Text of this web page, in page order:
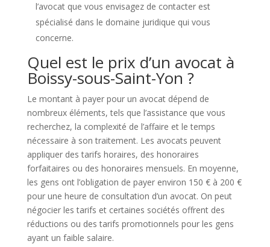
l’avocat que vous envisagez de contacter est
spécialisé dans le domaine juridique qui vous
concerne.
Quel est le prix d’un avocat à
Boissy-sous-Saint-Yon ?
Le montant à payer pour un avocat dépend de
nombreux éléments, tels que l’assistance que vous
recherchez, la complexité de l’affaire et le temps
nécessaire à son traitement. Les avocats peuvent
appliquer des tarifs horaires, des honoraires
forfaitaires ou des honoraires mensuels. En moyenne,
les gens ont l’obligation de payer environ 150 € à 200 €
pour une heure de consultation d’un avocat. On peut
négocier les tarifs et certaines sociétés offrent des
réductions ou des tarifs promotionnels pour les gens
ayant un faible salaire.